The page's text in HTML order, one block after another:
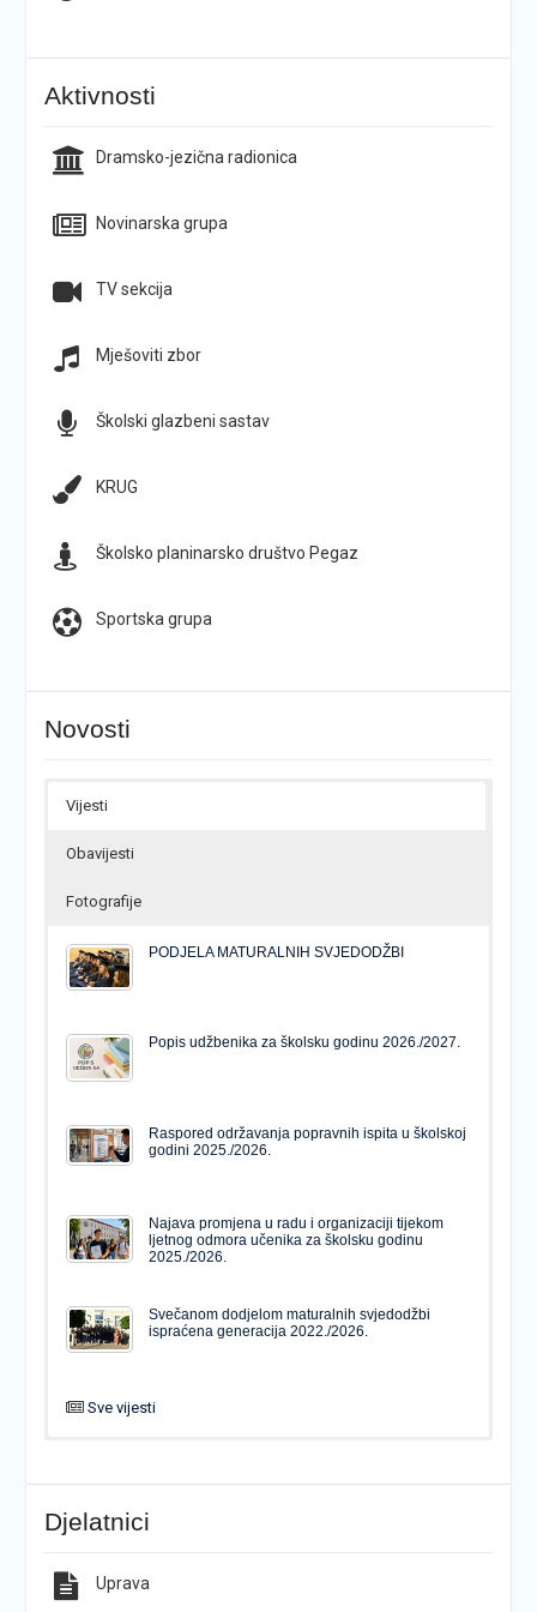
Aktivnosti
Dramsko-jezična radionica
Novinarska grupa
TV sekcija
Mješoviti zbor
Školski glazbeni sastav
KRUG
Školsko planinarsko društvo Pegaz
Sportska grupa
Novosti
Vijesti
Obavijesti
Fotografije
PODJELA MATURALNIH SVJEDODŽBI
Popis udžbenika za školsku godinu 2026./2027.
Raspored održavanja popravnih ispita u školskoj
godini 2025./2026.
Najava promjena u radu i organizaciji tijekom
ljetnog odmora učenika za školsku godinu
2025./2026.
Svečanom dodjelom maturalnih svjedodžbi
ispraćena generacija 2022./2026.
Sve vijesti
Popis udžbenika za školsku godinu 2026./2027.
Natječaj za upis u 1. razred Katoličke gimnazije s
pravom javnosti
Djelatnici
Uprava